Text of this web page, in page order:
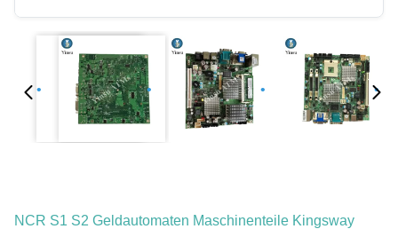
NCR S1 S2 Geldautomaten Maschinenteile Kingsway